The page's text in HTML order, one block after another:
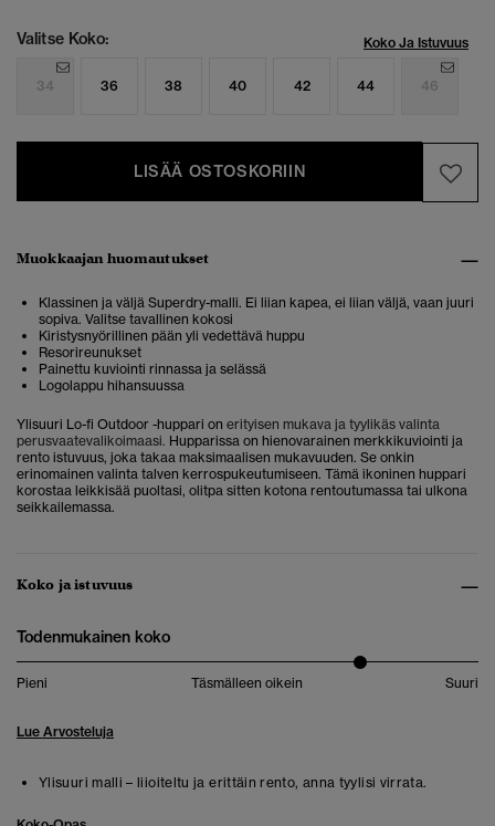
Valitse Koko: Koko Ja Istuvuus
34 36 38 40 42 44 46
LISÄÄ OSTOSKORIIN
Muokkaajan huomautukset
Klassinen ja väljä Superdry-malli. Ei liian kapea, ei liian väljä, vaan juuri
sopiva. Valitse tavallinen kokosi
Kiristysnyörillinen pään yli vedettävä huppu
Resorireunukset
Painettu kuviointi rinnassa ja selässä
Logolappu hihansuussa
Ylisuuri Lo-fi Outdoor -huppari on erityisen mukava ja tyylikäs valinta
perusvaatevalikoimaasi. Hupparissa on hienovarainen merkkikuviointi ja
rento istuvuus, joka takaa maksimaalisen mukavuuden. Se onkin
erinomainen valinta talven kerrospukeutumiseen. Tämä ikoninen huppari
korostaa leikkisää puoltasi, olitpa sitten kotona rentoutumassa tai ulkona
seikkailemassa.
Koko ja istuvuus
Todenmukainen koko
Pieni Täsmälleen oikein Suuri
Lue Arvosteluja
Ylisuuri malli – liioiteltu ja erittäin rento, anna tyylisi virrata.